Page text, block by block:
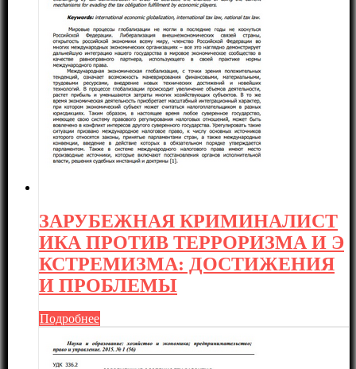
ЗАРУБЕЖНАЯ КРИМИНАЛИСТ
ИКА ПРОТИВ ТЕРРОРИЗМА И Э
КСТРЕМИЗМА: ДОСТИЖЕНИЯ
И ПРОБЛЕМЫ
Подробнее